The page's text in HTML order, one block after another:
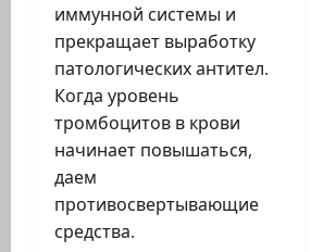
иммунной системы и
прекращает выработку
патологических антител.
Когда уровень
тромбоцитов в крови
начинает повышаться,
даем
противосвертывающие
средства.